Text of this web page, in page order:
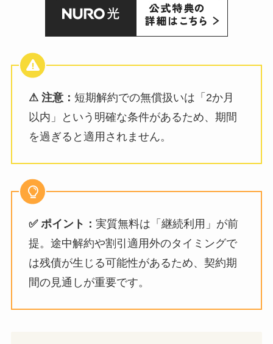
⚠ 注意： 短期解約での無償扱いは「2か月
以内」という明確な条件があるため、期間
を過ぎると適用されません。
✅ ポイント： 実質無料は「継続利用」が前
提。途中解約や割引適用外のタイミングで
は残債が生じる可能性があるため、契約期
間の見通しが重要です。